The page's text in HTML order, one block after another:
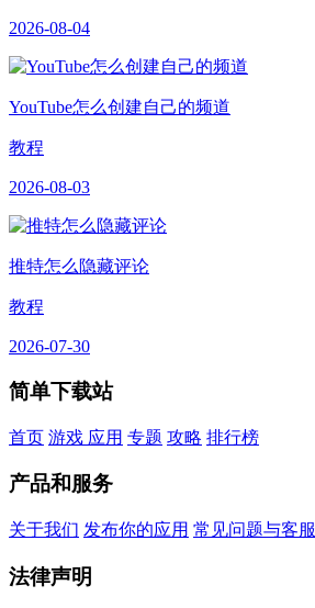
2026-08-04
YouTube怎么创建自己的频道
教程
2026-08-03
推特怎么隐藏评论
教程
2026-07-30
简单下载站
首页 游戏 应用 专题 攻略 排行榜
产品和服务
关于我们 发布你的应用 常见问题与客服
法律声明